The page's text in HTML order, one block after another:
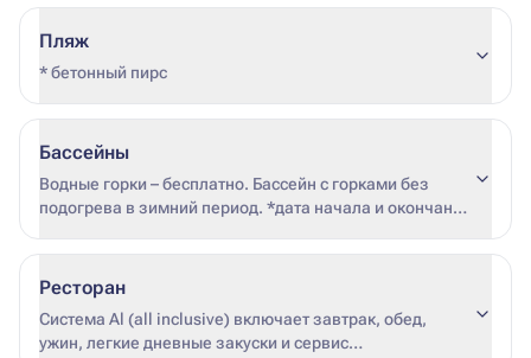
Пляж
* бетонный пирс
Бассейны
Водные горки – бесплатно. Бассейн с горками без
подогрева в зимний период. *дата начала и окончания
условий и загрузки отеля)
Ресторан
Система Al (all inclusive) включает завтрак, обед,
ужин, легкие дневные закуски и сервис